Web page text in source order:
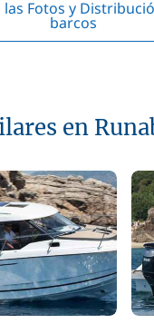
Fotos y
barcos
en